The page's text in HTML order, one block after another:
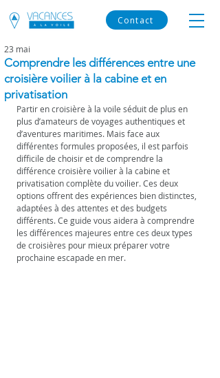
Contact
Comprendre les différences entre une
croisière voilier à la cabine et en
privatisation
23 mai
Partir en croisière à la voile séduit de plus en
plus d’amateurs de voyages authentiques et
d’aventures maritimes. Mais face aux
différentes formules proposées, il est parfois
difficile de choisir et de comprendre la
différence croisière voilier à la cabine et
privatisation complète du voilier. Ces deux
options offrent des expériences bien distinctes,
adaptées à des attentes et des budgets
différents. Ce guide vous aidera à comprendre
les différences majeures entre ces deux types
de croisières pour mieux préparer votre
prochaine escapade en mer.